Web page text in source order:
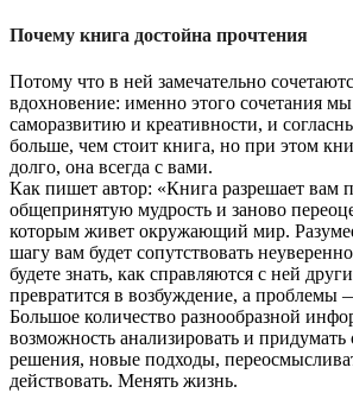
Почему книга достойна прочтения
Потому что в ней замечательно
вдохновение: именно этого сочетания
саморазвитию и креативности, и
больше, чем стоит книга, но при этом
долго, она всегда с вами.
Как пишет автор: «Книга разрешает вам
общепринятую мудрость и заново
которым живет окружающий мир.
шагу вам будет сопутствовать
будете знать, как справляются с ней
превратится в возбуждение, а проблемы
Большое количество разнообразной
возможность анализировать и придумать
решения, новые подходы,
действовать. Менять жизнь.